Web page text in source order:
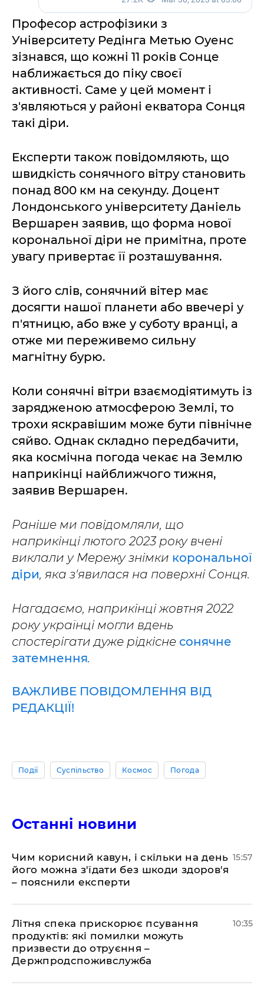
Професор астрофізики з
Університету Редінга Метью Оуенс
зізнався, що кожні 11 років Сонце
наближається до піку своєї
активності. Саме у цей момент і
з'являються у районі екватора Сонця
такі діри.
Експерти також повідомляють, що
швидкість сонячного вітру становить
понад 800 км на секунду. Доцент
Лондонського університету Даніель
Вершарен заявив, що форма нової
корональної діри не примітна, проте
увагу привертає її розташування.
З його слів, сонячний вітер має
досягти нашої планети або ввечері у
п'ятницю, або вже у суботу вранці, а
отже ми переживемо сильну
магнітну бурю.
Коли сонячні вітри взаємодіятимуть із
зарядженою атмосферою Землі, то
трохи яскравішим може бути північне
сяйво. Однак складно передбачити,
яка космічна погода чекає на Землю
наприкінці найближчого тижня,
заявив Вершарен.
Раніше ми повідомляли, що
наприкінці лютого 2023 року вчені
виклали у Мережу знімки корональної
діри, яка з'явилася на поверхні Сонця.
Нагадаємо, наприкінці жовтня 2022
року українці могли вдень
спостерігати дуже рідкісне сонячне
затемнення.
ВАЖЛИВЕ ПОВІДОМЛЕННЯ ВІД
РЕДАКЦІЇ!
Події Суспільство Космос Погода
Останні новини
Чим корисний кавун, і скільки на день
його можна з'їдати без шкоди здоров'я
– пояснили експерти
15:57
Літня спека прискорює псування
продуктів: які помилки можуть
призвести до отруєння –
Держпродспоживслужба
10:35